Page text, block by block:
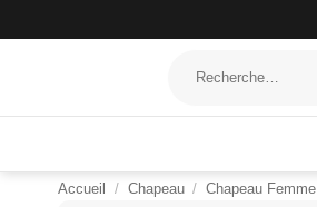
au
pour :
Accueil / Chapeau / Chapeau Femme